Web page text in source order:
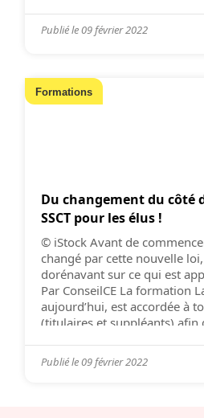
démontrent que les […]
Publié le09 février 2022
Formations
Du changement du côté
SSCT pour les élus !
© iStock Avant de
changé par cette nouvelle
dorénavant sur ce qui est
Par ConseilCE La formation
aujourd’hui, est accordée à
(titulaires et suppléants) afin
matière de prévention […]
Publié le09 février 2022